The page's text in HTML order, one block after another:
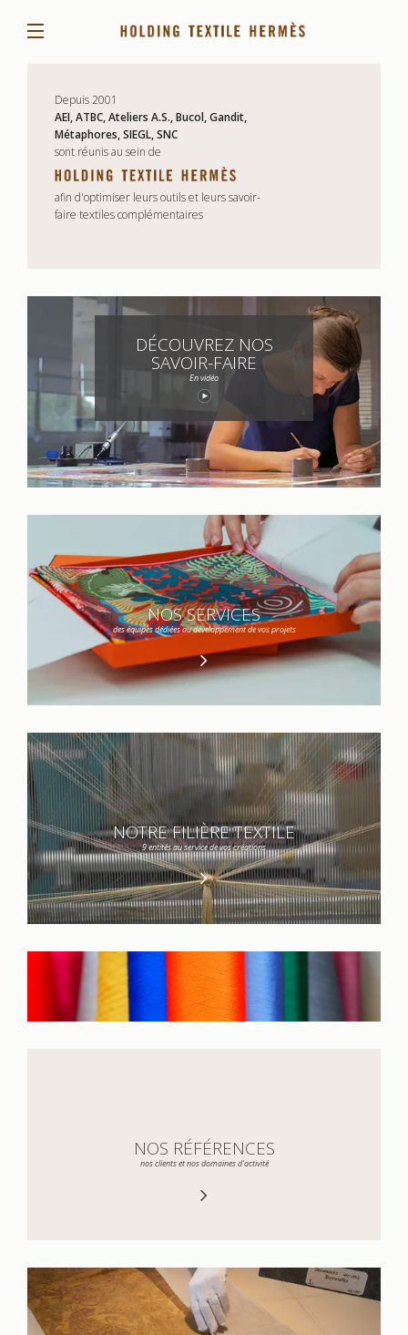
Nos services
La filière HTH
Nos références
Depuis 2001
AEI, ATBC, Ateliers A.S., Bucol, Gandit,
Métaphores, SIEGL, SNC
sont réunis au sein de
afin d'optimiser leurs outils et leurs savoir-
faire textiles complémentaires
DÉCOUVREZ NOS
SAVOIR-FAIRE
En vidéo
NOS SERVICES
des équipes dédiées au développement de vos projets
NOTRE FILIÈRE TEXTILE
9 entités au service de vos créations
NOS RÉFÉRENCES
nos clients et nos domaines d'activité